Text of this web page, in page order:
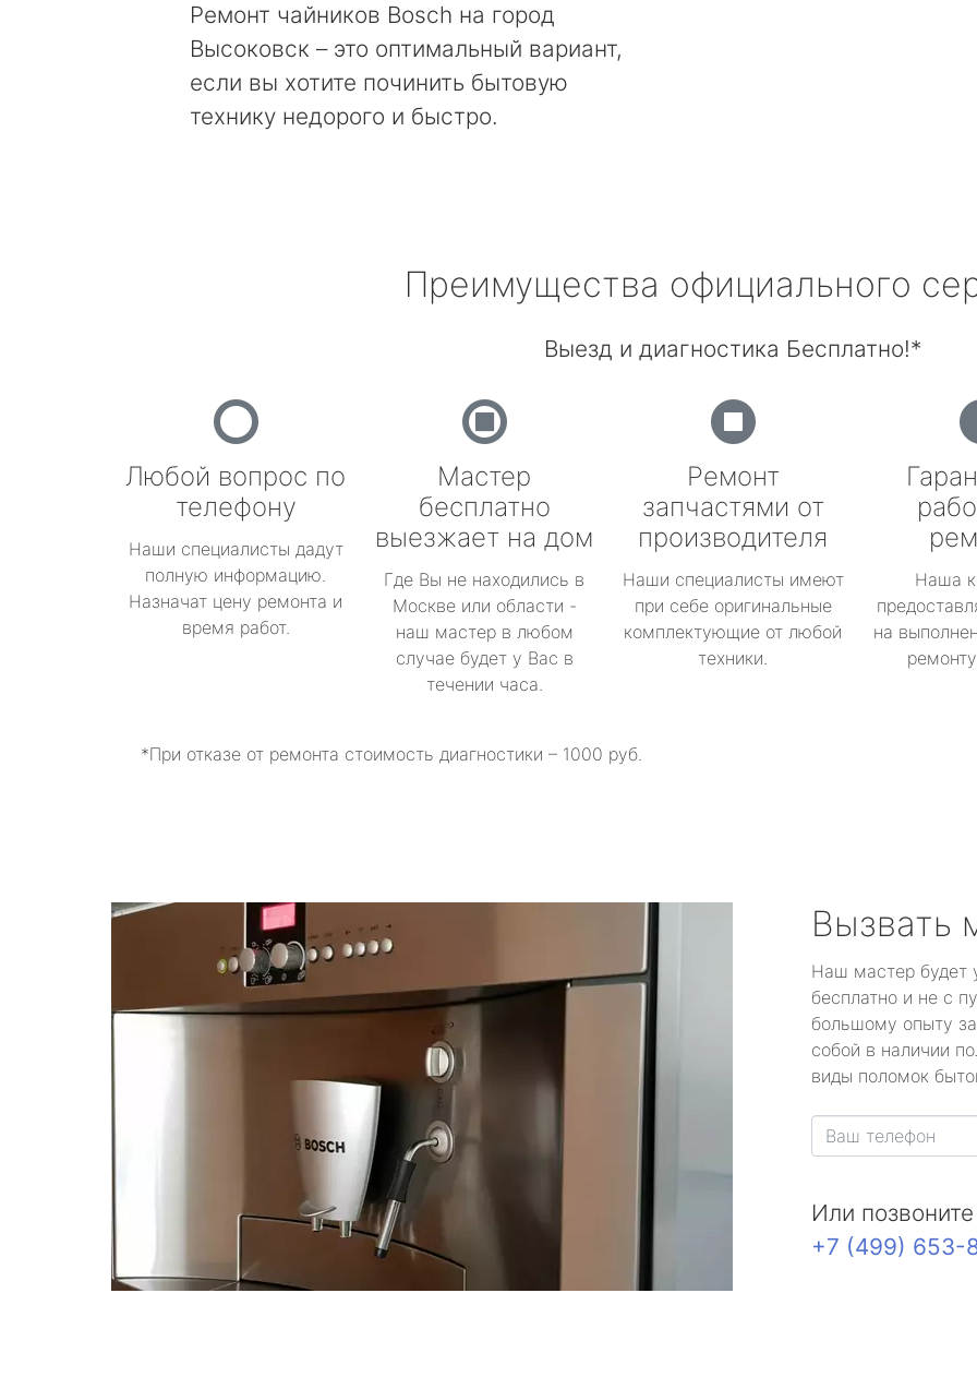
Ремонт чайников Bosch на город
Высоковск – это оптимальный вариант,
если вы хотите починить бытовую
технику недорого и быстро.
Преимущества официального
Выезд и диагностика Бесплатно!*
Любой вопрос по
телефону
Наши специалисты дадут
полную информацию.
Назначат цену ремонта и
время работ.
Мастер
бесплатно
выезжает на дом
Где Вы не находились в
Москве или области -
наш мастер в любом
случае будет у Вас в
течении часа.
Ремонт
запчастями от
производителя
Наши специалисты имеют
при себе оригинальные
комплектующие от любой
техники.
Наша
на
*При отказе от ремонта стоимость диагностики – 1000 руб.
Вызвать
Наш мастер будет
бесплатно и не с
большому опыту
собой в наличии
виды поломок
Или
+7 (499) 653-